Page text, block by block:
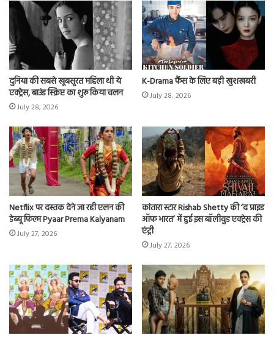
दुनिया की सबसे खूबसूरत महिला थी ये
एक्ट्रेस, बाउंड स्क्रिप्ट का शुरू किया चलन
July 28, 2026
K-Drama फैंस के लिए बड़ी खुशखबरी
July 28, 2026
Netflix पर दस्तक देने जा रही एलन की
डेब्यू फिल्म Pyaar Prema Kalyanam
July 27, 2026
कांतारा स्टार Rishab Shetty की ‘द प्राइड
ऑफ भारत’ में हुई इस बॉलीवुड एक्ट्रेस की
एंट्री
July 27, 2026